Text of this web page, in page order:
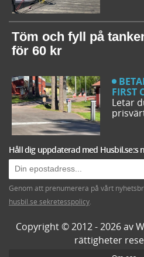
bra
Töm och fyll på
för 60 kr
FIRST
Letar
har du
på
First
även
Håll dig uppdaterad med Husbil.se:s
Genom att prenumerera på vårt
husbil.se sekretesspolicy
Copyright © 2012 - 2026 av
rättigheter